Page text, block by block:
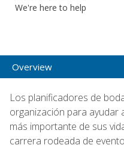
We're here to help
Overview
Los planificadores de
organización para ayudar
más importante de sus
carrera rodeada de